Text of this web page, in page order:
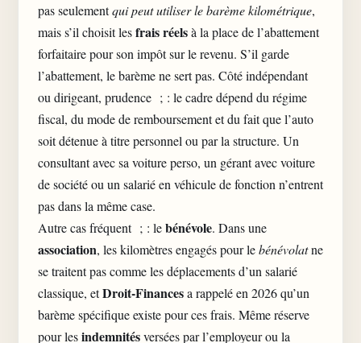
pas seulementqui peut utiliser le barème kilométrique,
mais s’il choisit lesfrais réelsà la place de l’abattement
forfaitaire pour son impôt sur le revenu. S’il garde
l’abattement, le barème ne sert pas. Côté indépendant
ou dirigeant, prudence ; : le cadre dépend du régime
fiscal, du mode de remboursement et du fait que l’auto
soit détenue à titre personnel ou par la structure. Un
consultant avec sa voiture perso, un gérant avec voiture
de société ou un salarié en véhicule de fonction n’entrent
pas dans la même case.
Autre cas fréquent ; : lebénévole. Dans une
association, les kilomètres engagés pour lebénévolatne
se traitent pas comme les déplacements d’un salarié
classique, etDroit-Financesa rappelé en 2026 qu’un
barème spécifique existe pour ces frais. Même réserve
pour lesindemnitésversées par l’employeur ou la